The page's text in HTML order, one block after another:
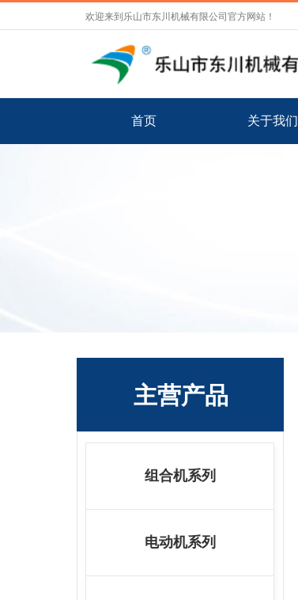
欢迎来到乐山市东川机械有限公司官方网站！
首页 关于我们
主营产品
组合机系列
电动机系列